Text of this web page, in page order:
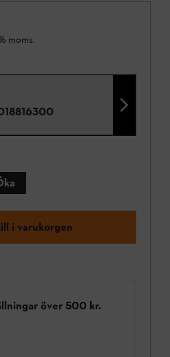
moms.
i varukorgen
över 500 kr.